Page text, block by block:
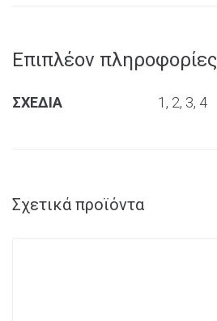
Επιπλέον πληροφορίες
ΣΧΕΔΙΑ 1, 2, 3, 4
Σχετικά προϊόντα